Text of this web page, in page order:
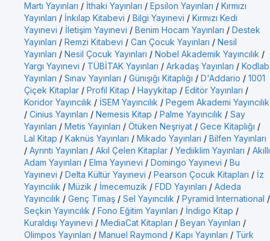
Martı Yayınları / İthaki Yayınları / Epsilon Yayınları / Kırmızı
Yayınları / İnkılap Kitabevi / Bilgi Yayınevi / Kırmızı Kedi
Yayınevi / İletişim Yayınevi / Benim Hocam Yayınları / Destek
Yayınları / Remzi Kitabevi / Can Çocuk Yayınları / Nesil
Yayınları / Nesil Çocuk Yayınları / Nobel Akademik Yayıncılık /
Yargı Yayınevi / TÜBİTAK Yayınları / Arkadaş Yayınları / Kodlab
Yayınları / Sınav Yayınları / Günışığı Kitaplığı / D'Addario / 1001
Çiçek Kitaplar / Profil Kitap / Hayykitap / Editör Yayınları /
Koridor Yayıncılık / İSEM Yayıncılık / Pegem Akademi Yayıncılık
/ Cinius Yayınları / Nemesis Kitap / Palme Yayıncılık / Say
Yayınları / Metis Yayınları / Ötüken Neşriyat / Gece Kitaplığı /
Lal Kitap / Kaknüs Yayınları / Mikado Yayınları / Bilfen Yayınları
/ Ayrıntı Yayınları / Akıl Çelen Kitaplar / Yediiklim Yayınları / Akıllı
Adam Yayınları / Elma Yayınevi / Domingo Yayınevi / Bu
Yayınevi / Delta Kültür Yayınevi / Pearson Çocuk Kitapları / İz
Yayıncılık / Müzik / İmecemuzik / FDD Yayınları / Adeda
Yayıncılık / Genç Timaş / Sel Yayıncılık / Pyramid International /
Seçkin Yayıncılık / Fono Eğitim Yayınları / İndigo Kitap /
Kuraldışı Yayınevi / MediaCat Kitapları / Beyan Yayınları /
Olimpos Yayınları / Manuel Raymond / Kapı Yayınları / Türk